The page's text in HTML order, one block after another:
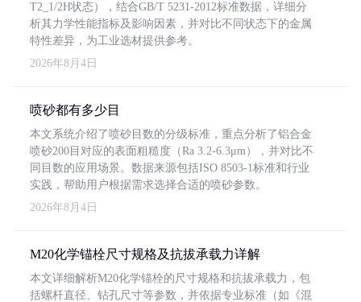
T2_1/2H状态），结合GB/T 5231-2012标准数据，详细分
析其力学性能指标及影响因素，并对比不同状态下的金属
特性差异，为工业选材提供参考。
2026年8月4日
喷砂都有多少目
本文系统介绍了喷砂目数的分级标准，重点分析了铝合金
喷砂200目对应的表面粗糙度（Ra 3.2-6.3μm），并对比不
同目数的应用场景。数据来源包括ISO 8503-1标准和行业
实践，帮助用户根据需求选择合适的喷砂参数。
2026年8月4日
M20化学锚栓尺寸规格及抗拔承载力详解
本文详细解析M20化学锚栓的尺寸规格和抗拔承载力，包
括螺杆直径、钻孔尺寸等参数，并依据专业标准（如《混